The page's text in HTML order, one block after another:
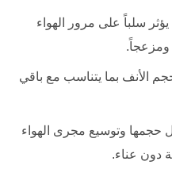
يؤثر سلباً على مرور الهواء
ومزعجاً.
الأنف بما يتناسب مع باقي
حجمها وتوسيع مجرى الهواء
دون عناء.